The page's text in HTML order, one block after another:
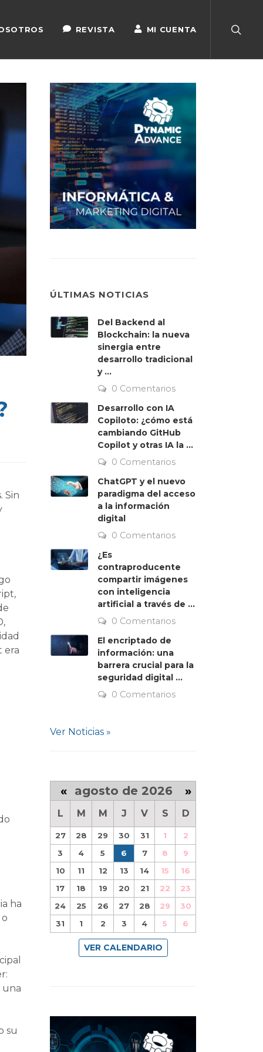
REVISTA MI CUENTA
Sin
era
ha
una
su
ÚLTIMAS NOTICIAS
Del Backend al
Blockchain: la nueva
sinergia entre
desarrollo tradicional
y ...
0 Comentarios
Desarrollo con IA
Copiloto: ¿cómo está
cambiando GitHub
Copilot y otras IA la ...
0 Comentarios
ChatGPT y el nuevo
paradigma del acceso
a la información
digital
0 Comentarios
¿Es
contraproducente
compartir imágenes
con inteligencia
artificial a través de ...
0 Comentarios
El encriptado de
información: una
barrera crucial para la
seguridad digital ...
0 Comentarios
Ver Noticias »
« agosto de 2026 »
L M M J V S D
27 28 29 30 31 1
2
3
4 5 6 7 8
9
10
11 12 13 14 15
16
17
18 19 20 21 22
23
24
25 26 27 28 29
30
31
1 2 3 4 5 6
VER CALENDARIO